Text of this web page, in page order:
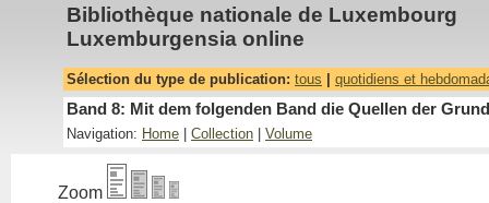
Bibliothèque nationale de Luxembourg
Luxemburgensia online
Sélection du type de publication: tous quotidiens et
Band 8: Mit dem folgenden Band die Quellen der
Navigation: Home Collection Volume
Zoom